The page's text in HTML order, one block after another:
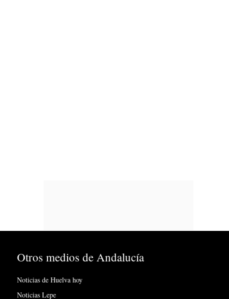
Otros medios de Andalucía
Noticias de Huelva hoy
Noticias Lepe